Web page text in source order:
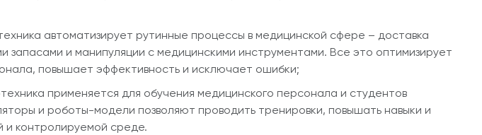
автоматизирует рутинные процессы в медицинской сфере – доставка
запасами и манипуляции с медицинскими инструментами. Все это оптимизирует
повышает эффективность и исключает ошибки;
применяется для обучения медицинского персонала и студентов
и роботы-модели позволяют проводить тренировки, повышать навыки и
и контролируемой среде.